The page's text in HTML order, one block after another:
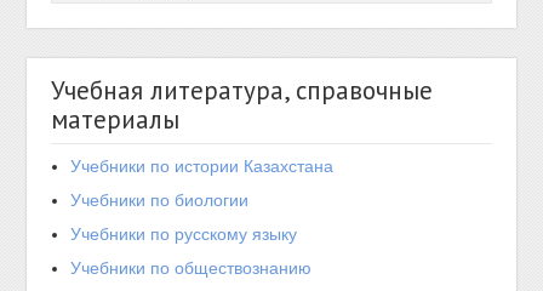
Учебная литература, справочные
материалы
Учебники по истории Казахстана
Учебники по биологии
Учебники по русскому языку
Учебники по обществознанию